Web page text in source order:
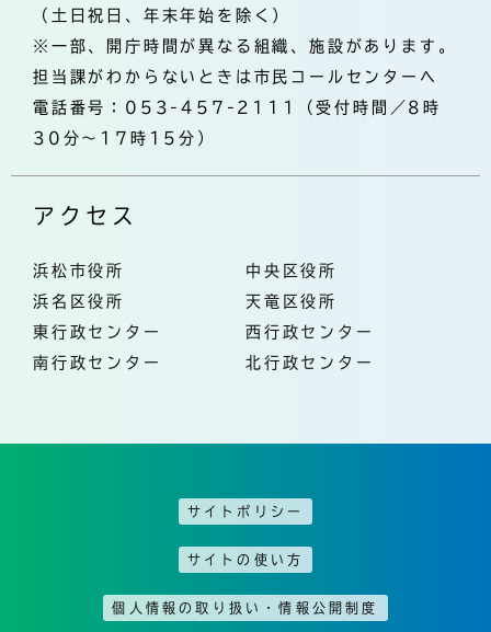
（土日祝日、年末年始を除く）
※一部、開庁時間が異なる組織、施設があります。
担当課がわからないときは市民コールセンターへ
電話番号：053-457-2111（受付時間／8時
30分～17時15分）
アクセス
浜松市役所
中央区役所
浜名区役所
天竜区役所
東行政センター
西行政センター
南行政センター
北行政センター
サイトポリシー
サイトの使い方
個人情報の取り扱い・情報公開制度